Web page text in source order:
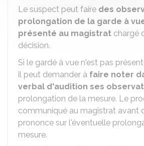
Le suspect peut faire des
prolongation de la garde à
présenté au magistrat chargé
décision.
Si le gardé à vue n'est pas
il peut demander à faire noter
verbal d'audition ses
prolongation de la mesure. Le
communiqué au magistrat avant
prononce sur l'éventuelle
mesure.